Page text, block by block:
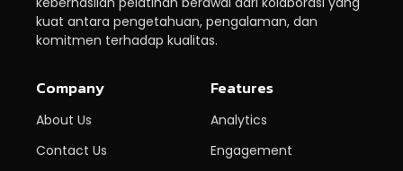
kuat antara pengetahuan, pengalaman, dan
komitmen terhadap kualitas.
Company
About Us
Contact Us
Features
Analytics
Engagement